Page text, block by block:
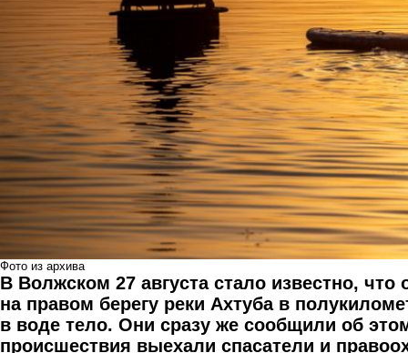
Фото из архива
В Волжском 27 августа стало известно,
на правом берегу реки Ахтуба в
в воде тело. Они сразу же сообщили об
происшествия выехали спасатели и